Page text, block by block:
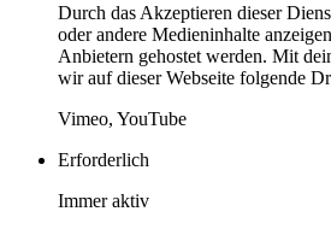
Durch das Akzeptieren dieser
oder andere Medieninhalte
Anbietern gehostet werden. Mit
wir auf dieser Webseite folgende
Vimeo, YouTube
Erforderlich
Immer aktiv